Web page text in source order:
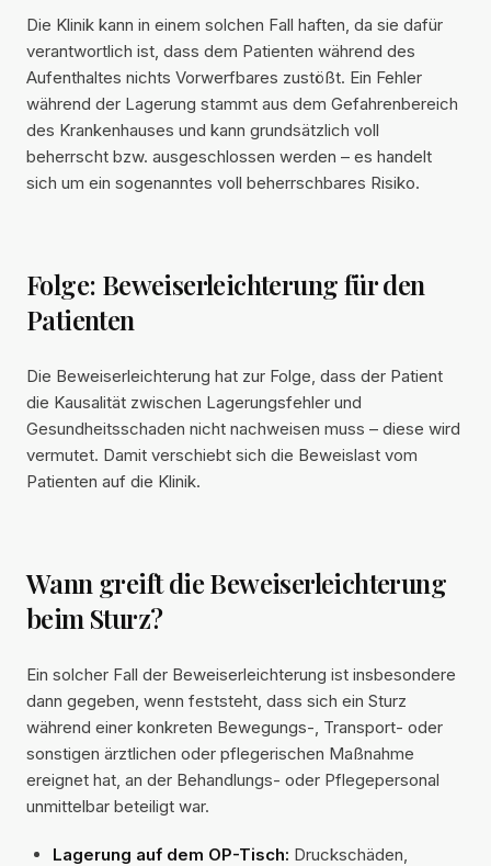
Die Klinik kann in einem solchen Fall haften, da sie dafür
verantwortlich ist, dass dem Patienten während des
Aufenthaltes nichts Vorwerfbares zustößt. Ein Fehler
während der Lagerung stammt aus dem Gefahrenbereich
des Krankenhauses und kann grundsätzlich voll
beherrscht bzw. ausgeschlossen werden – es handelt
sich um ein sogenanntes voll beherrschbares Risiko.
Folge: Beweiserleichterung für den
Patienten
Die Beweiserleichterung hat zur Folge, dass der Patient
die Kausalität zwischen Lagerungsfehler und
Gesundheitsschaden nicht nachweisen muss – diese wird
vermutet. Damit verschiebt sich die Beweislast vom
Patienten auf die Klinik.
Wann greift die Beweiserleichterung
beim Sturz?
Ein solcher Fall der Beweiserleichterung ist insbesondere
dann gegeben, wenn feststeht, dass sich ein Sturz
während einer konkreten Bewegungs-, Transport- oder
sonstigen ärztlichen oder pflegerischen Maßnahme
ereignet hat, an der Behandlungs- oder Pflegepersonal
unmittelbar beteiligt war.
Lagerung auf dem OP-Tisch: Druckschäden,